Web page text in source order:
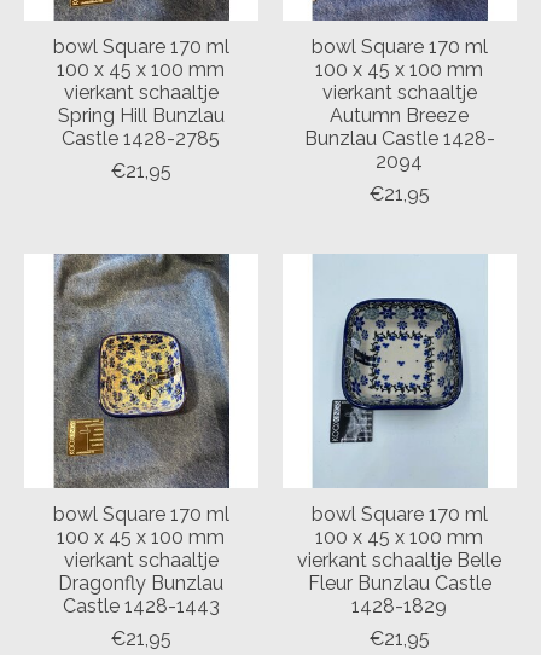
bowl Square 170 ml
100 x 45 x 100 mm
vierkant schaaltje
Spring Hill Bunzlau
Castle 1428-2785
€21,95
bowl Square 170 ml
100 x 45 x 100 mm
vierkant schaaltje
Autumn Breeze
Bunzlau Castle 1428-
2094
€21,95
bowl Square 170 ml
100 x 45 x 100 mm
vierkant schaaltje
Dragonfly Bunzlau
Castle 1428-1443
€21,95
bowl Square 170 ml
100 x 45 x 100 mm
vierkant schaaltje Belle
Fleur Bunzlau Castle
1428-1829
€21,95